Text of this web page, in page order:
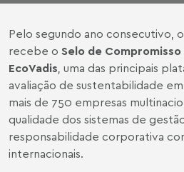
Pelo segundo ano consecutivo,
recebe o Selo de
EcoVadis, uma das principais
avaliação de sustentabilidade
mais de 750 empresas
qualidade dos sistemas de
responsabilidade corporativa
internacionais.